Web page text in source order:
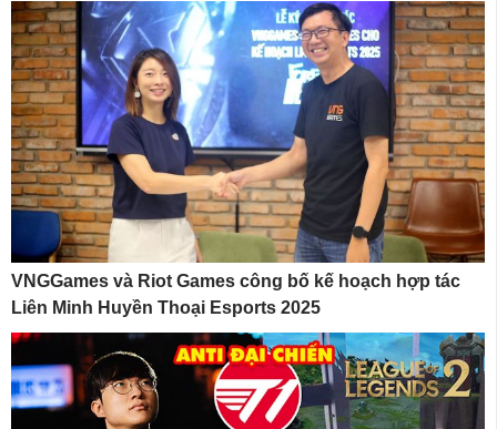
VNGGames và Riot Games công bố kế hoạch hợp tác
Liên Minh Huyền Thoại Esports 2025